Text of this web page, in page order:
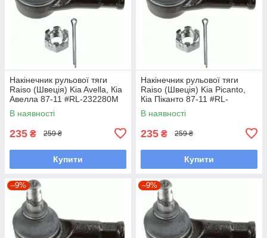
Накінечник рульової тяги
Raiso (Швеція) Kia Avella, Кіа
Авелла 87-11 #RL-232280M
UALPSKZ7
В наявності
235 ₴ 259 ₴
Купити
Накінечник рульової тяги
Raiso (Швеція) Kia Picanto,
Кіа Піканто 87-11 #RL-
232280M UAYINBP7
В наявності
235 ₴ 259 ₴
Купити
–9% –9%